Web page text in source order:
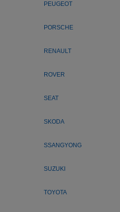
PEUGEOT
PORSCHE
RENAULT
ROVER
SEAT
SKODA
SSANGYONG
SUZUKI
TOYOTA